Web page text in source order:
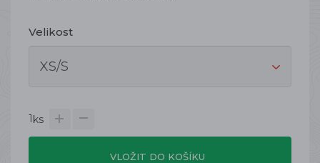
Velikost
1ks
VLOŽIT DO KOŠÍKU